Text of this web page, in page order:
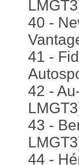
40 -
41 -
42 -
43 -
44 -